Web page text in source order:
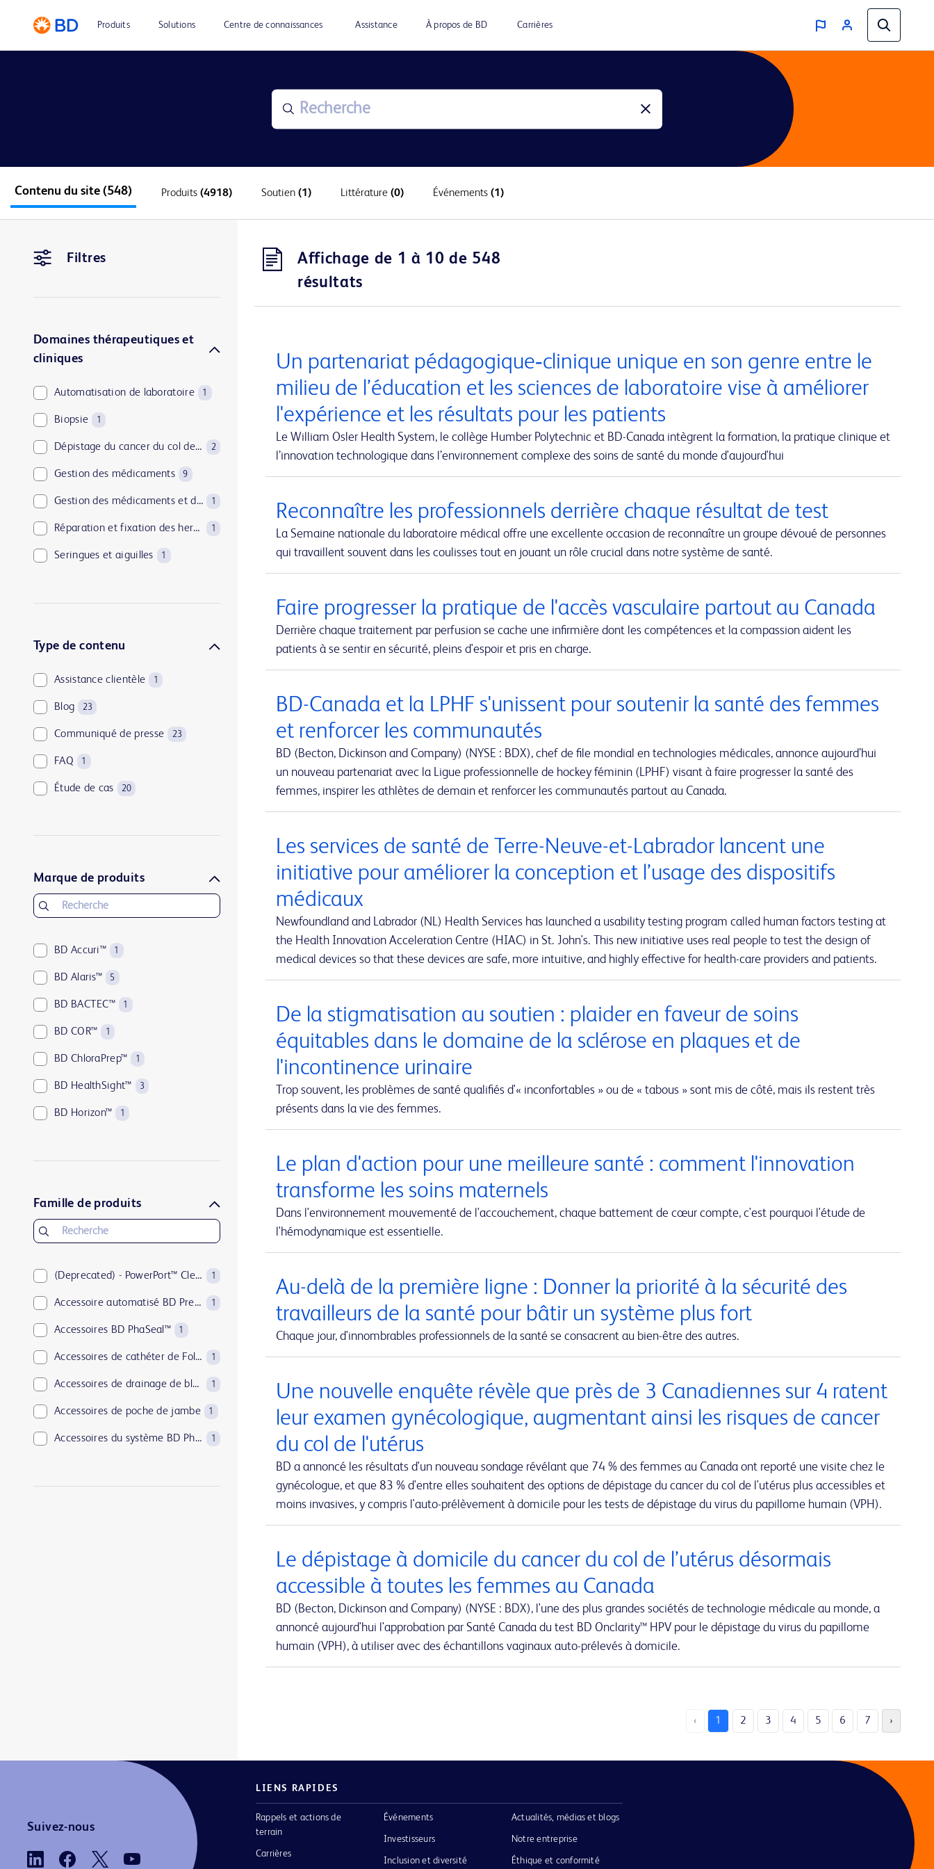
Produits Solutions Centre de connaissances Assistance À propos de BD Carrières
Contenu du site (548) Produits (4918) Soutien (1) Littérature (0) Événements (1)
Filtres
Domaines thérapeutiques et
cliniques
Automatisation de laboratoire 1
Biopsie 1
Dépistage du cancer du col de l’utérus 2
Gestion des médicaments 9
Gestion des médicaments et de l’approvisionnement 1
Réparation et fixation des hernies 1
Seringues et aiguilles 1
Type de contenu
Assistance clientèle 1
Blog 23
Communiqué de presse 23
FAQ 1
Étude de cas 20
Marque de produits
BD Accuri™ 1
BD Alaris™ 5
BD BACTEC™ 1
BD COR™ 1
BD ChloraPrep™ 1
BD HealthSight™ 3
BD Horizon™ 1
BD Parata™ 1
BD Pyxis™ 18
BD Rowa™ 1
BD SurePath™ 1
BD Synapsys™ 1
BD Vacutainer® 1
BD Viper™ 1
EnCor™ 1
Famille de produits
(Deprecated) - PowerPort™ ClearVUE™ Slim Implantable Port 1
Accessoire automatisé BD PrepMate™ 1
Accessoires BD PhaSeal™ 1
Accessoires de cathéter de Foley 1
Accessoires de drainage de blessure 1
Accessoires de poche de jambe 1
Accessoires du système BD Phoenix™ 1
Aiguilles Jamshidi™ à poignée en T
Aiguilles d’aspiration de moelle osseuse sternale iliaque Illinois
Aiguilles d’aspiration et biopsie de moelle osseuse Jamshidi™ originales
Affichage de 1 à 10 de 548
résultats
Un partenariat pédagogique‑clinique unique en son genre entre le
milieu de l’éducation et les sciences de laboratoire vise à améliorer
l'expérience et les résultats pour les patients
Le William Osler Health System, le collège Humber Polytechnic et BD-Canada intègrent la formation, la pratique clinique et
l’innovation technologique dans l’environnement complexe des soins de santé du monde d'aujourd'hui
Reconnaître les professionnels derrière chaque résultat de test
La Semaine nationale du laboratoire médical offre une excellente occasion de reconnaître un groupe dévoué de personnes
qui travaillent souvent dans les coulisses tout en jouant un rôle crucial dans notre système de santé.
Faire progresser la pratique de l'accès vasculaire partout au Canada
Derrière chaque traitement par perfusion se cache une infirmière dont les compétences et la compassion aident les
patients à se sentir en sécurité, pleins d'espoir et pris en charge.
BD-Canada et la LPHF s'unissent pour soutenir la santé des femmes
et renforcer les communautés
BD (Becton, Dickinson and Company) (NYSE : BDX), chef de file mondial en technologies médicales, annonce aujourd’hui
un nouveau partenariat avec la Ligue professionnelle de hockey féminin (LPHF) visant à faire progresser la santé des
femmes, inspirer les athlètes de demain et renforcer les communautés partout au Canada.
Les services de santé de Terre-Neuve-et-Labrador lancent une
initiative pour améliorer la conception et l’usage des dispositifs
médicaux
Newfoundland and Labrador (NL) Health Services has launched a usability testing program called human factors testing at
the Health Innovation Acceleration Centre (HIAC) in St. John's. This new initiative uses real people to test the design of
medical devices so that these devices are safe, more intuitive, and highly effective for health-care providers and patients.
De la stigmatisation au soutien : plaider en faveur de soins
équitables dans le domaine de la sclérose en plaques et de
l'incontinence urinaire
Trop souvent, les problèmes de santé qualifiés d'« inconfortables » ou de « tabous » sont mis de côté, mais ils restent très
présents dans la vie des femmes.
Le plan d'action pour une meilleure santé : comment l'innovation
transforme les soins maternels
Dans l'environnement mouvementé de l'accouchement, chaque battement de cœur compte, c'est pourquoi l'étude de
l'hémodynamique est essentielle.
Au-delà de la première ligne : Donner la priorité à la sécurité des
travailleurs de la santé pour bâtir un système plus fort
Chaque jour, d'innombrables professionnels de la santé se consacrent au bien-être des autres.
Une nouvelle enquête révèle que près de 3 Canadiennes sur 4 ratent
leur examen gynécologique, augmentant ainsi les risques de cancer
du col de l'utérus
BD a annoncé les résultats d'un nouveau sondage révélant que 74 % des femmes au Canada ont reporté une visite chez le
gynécologue, et que 83 % d'entre elles souhaitent des options de dépistage du cancer du col de l'utérus plus accessibles et
moins invasives, y compris l'auto-prélèvement à domicile pour les tests de dépistage du virus du papillome humain (VPH).
Le dépistage à domicile du cancer du col de l’utérus désormais
accessible à toutes les femmes au Canada
BD (Becton, Dickinson and Company) (NYSE : BDX), l'une des plus grandes sociétés de technologie médicale au monde, a
annoncé aujourd'hui l'approbation par Santé Canada du test BD Onclarity™ HPV pour le dépistage du virus du papillome
humain (VPH), à utiliser avec des échantillons vaginaux auto-prélevés à domicile.
‹ 1 2 3 4 5 6 7 ›
Suivez-nous
LIENS RAPIDES
Rappels et actions de
terrain
Carrières
Événements
Investisseurs
Inclusion et diversité
Actualités, médias et blogs
Notre entreprise
Éthique et conformité